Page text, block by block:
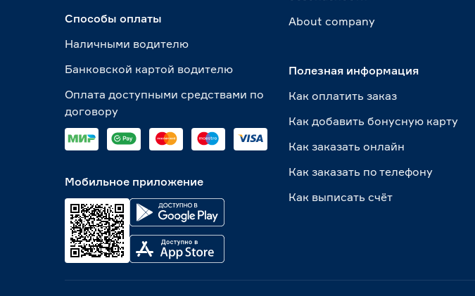
Способы оплаты
Наличными водителю
Банковской картой водителю
Оплата доступными средствами по
договору
Мобильное приложение
About сompany
Полезная информация
Как оплатить заказ
Как добавить бонусную карту
Как заказать онлайн
Как заказать по телефону
Как выписать счёт